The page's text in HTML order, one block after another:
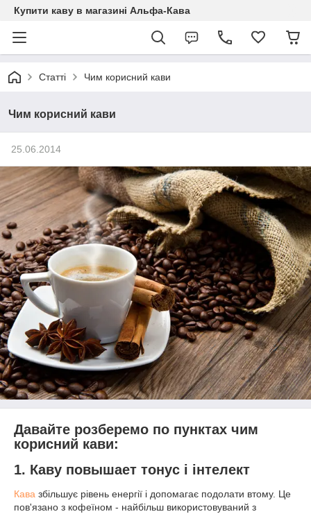
Купити каву в магазині Альфа-Кава
Статті Чим корисний кави
Чим корисний кави
25.06.2014
Давайте розберемо по пунктах чим
корисний кави:
1. Каву повышает тонус і інтелект
Кава збільшує рівень енергії і допомагає подолати втому. Це
пов'язано з кофеїном - найбільш використовуваний з